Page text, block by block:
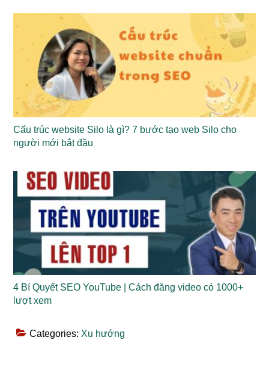
Cấu trúc website Silo là gì? 7 bước tạo web Silo cho
người mới bắt đầu
4 Bí Quyết SEO YouTube | Cách đăng video có 1000+
lượt xem
Categories: Xu hướng